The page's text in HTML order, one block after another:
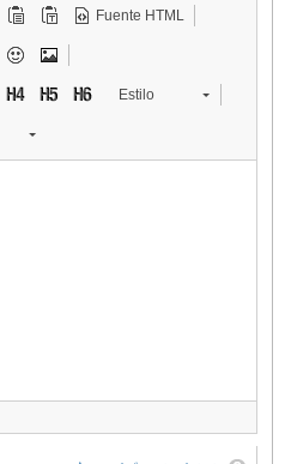
Fuente HTML
Estilo